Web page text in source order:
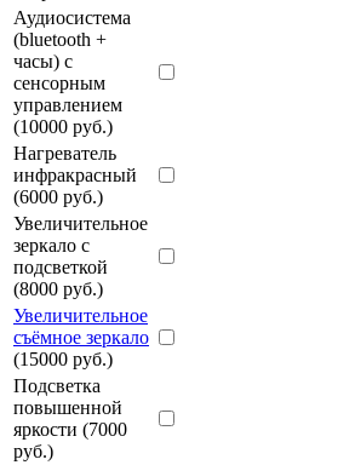
Аудиосистема
(bluetooth +
часы) с
сенсорным
управлением
(10000 руб.)
Нагреватель
инфракрасный
(6000 руб.)
Увеличительное
зеркало с
подсветкой
(8000 руб.)
Увеличительное
съёмное зеркало
(15000 руб.)
Подсветка
повышенной
яркости (7000
руб.)